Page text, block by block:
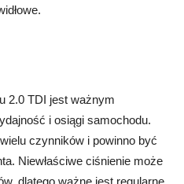
2.0 TDI jest ważnym
i osiągi samochodu.
czynników i powinno być
Niewłaściwe ciśnienie może